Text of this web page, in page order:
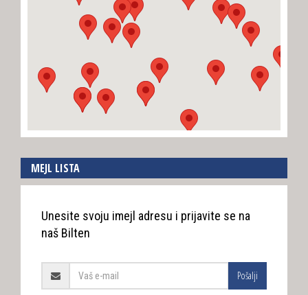
MEJL LISTA
Unesite svoju imejl adresu i prijavite se na
naš Bilten
Pošalji